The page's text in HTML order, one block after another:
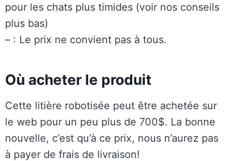
pour les chats plus timides (voir nos conseils
plus bas)
– : Le prix ne convient pas à tous.
Où acheter le produit
Cette litière robotisée peut être achetée sur
le web pour un peu plus de 700$. La bonne
nouvelle, c’est qu’à ce prix, nous n’aurez pas
à payer de frais de livraison!